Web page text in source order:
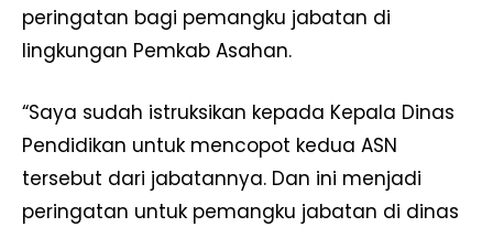
peringatan bagi pemangku jabatan di
lingkungan Pemkab Asahan.
“Saya sudah istruksikan kepada Kepala Dinas
Pendidikan untuk mencopot kedua ASN
tersebut dari jabatannya. Dan ini menjadi
peringatan untuk pemangku jabatan di dinas